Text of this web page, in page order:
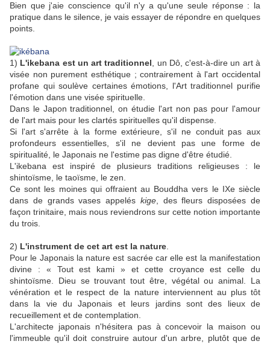
Bien que j'aie conscience qu'il n'y a qu'une seule réponse : la
pratique dans le silence, je vais essayer de répondre en quelques
points.
1) L'ikebana est un art traditionnel , un Dô, c'est-à-dire un art à
visée non purement esthétique ; contrairement à l'art occidental
profane qui soulève certaines émotions, l'Art traditionnel purifie
l'émotion dans une visée spirituelle.
Dans le Japon traditionnel, on étudie l'art non pas pour l'amour
de l'art mais pour les clartés spirituelles qu'il dispense.
Si l'art s'arrête à la forme extérieure, s'il ne conduit pas aux
profondeurs essentielles, s'il ne devient pas une forme de
spiritualité, le Japonais ne l'estime pas digne d'être étudié.
L'ikebana est inspiré de plusieurs traditions religieuses : le
shintoïsme, le taoïsme, le zen.
Ce sont les moines qui offraient au Bouddha vers le IXe siècle
dans de grands vases appelés kige, des fleurs disposées de
façon trinitaire, mais nous reviendrons sur cette notion importante
du trois.
2) L'instrument de cet art est la nature
Pour le Japonais la nature est sacrée car elle est la manifestation
divine : « Tout est kami » et cette croyance est celle du
shintoïsme. Dieu se trouvant tout être, végétal ou animal. La
vénération et le respect de la nature interviennent au plus tôt
dans la vie du Japonais et leurs jardins sont des lieux de
recueillement et de contemplation.
L'architecte japonais n'hésitera pas à concevoir la maison ou
l'immeuble qu'il doit construire autour d'un arbre, plutôt que de